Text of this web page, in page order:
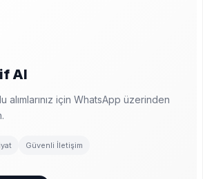
Al
alımlarınız için WhatsApp üzerinden
Güvenli İletişim